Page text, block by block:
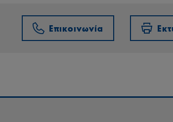
Επικοινωνία